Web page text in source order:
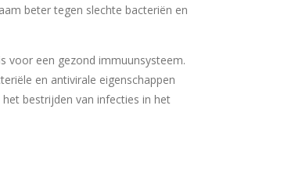
beter tegen slechte bacteriën en
voor een gezond immuunsysteem.
en antivirale eigenschappen
bestrijden van infecties in het